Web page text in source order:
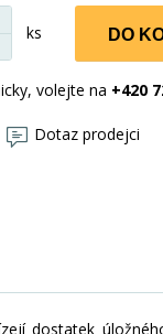
ks DO
volejte na +420
Dotaz prodejci
dostatek